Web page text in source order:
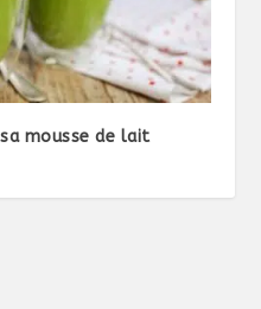
mousse de lait